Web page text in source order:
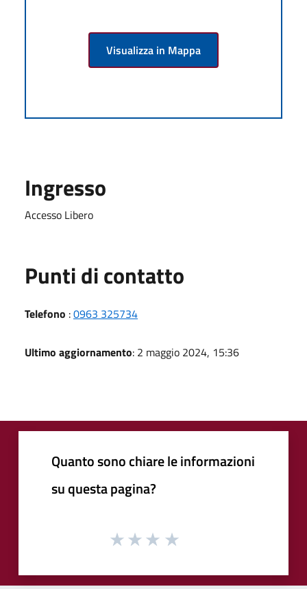
Visualizza in Mappa
Ingresso
Accesso Libero
Punti di contatto
Telefono :0963 325734
Ultimo aggiornamento: 2 maggio 2024, 15:36
Quanto sono chiare le informazioni
su questa pagina?